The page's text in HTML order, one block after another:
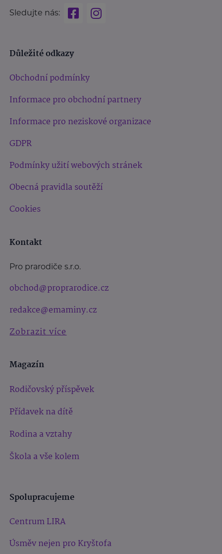
Sledujte nás:
Důležité odkazy
Obchodní podmínky
Informace pro obchodní partnery
Informace pro neziskové organizace
GDPR
Podmínky užití webových stránek
Obecná pravidla soutěží
Cookies
Kontakt
Pro prarodiče s.r.o.
obchod@proprarodice.cz
redakce@emaminy.cz
Zobrazit více
Magazín
Rodičovský příspěvek
Přídavek na dítě
Rodina a vztahy
Škola a vše kolem
Spolupracujeme
Centrum LIRA
Úsměv nejen pro Kryštofa